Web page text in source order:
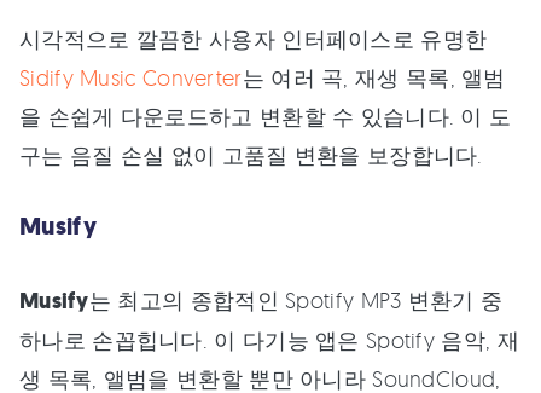
시각적으로 깔끔한 사용자 인터페이스로 유명한
Sidify Music Converter는 여러 곡, 재생 목록, 앨범
을 손쉽게 다운로드하고 변환할 수 있습니다. 이 도
구는 음질 손실 없이 고품질 변환을 보장합니다.
Musify
Musify는 최고의 종합적인 Spotify MP3 변환기 중
하나로 손꼽힙니다. 이 다기능 앱은 Spotify 음악, 재
생 목록, 앨범을 변환할 뿐만 아니라 SoundCloud,